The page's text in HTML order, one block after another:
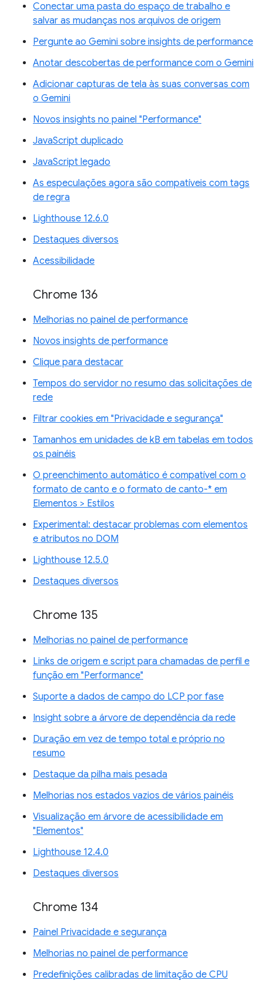
Conectar uma pasta do espaço de trabalho e
salvar as mudanças nos arquivos de origem
Pergunte ao Gemini sobre insights de performance
Anotar descobertas de performance com o Gemini
Adicionar capturas de tela às suas conversas com
o Gemini
Novos insights no painel "Performance"
JavaScript duplicado
JavaScript legado
As especulações agora são compatíveis com tags
de regra
Lighthouse 12.6.0
Destaques diversos
Acessibilidade
Chrome 136
Melhorias no painel de performance
Novos insights de performance
Clique para destacar
Tempos do servidor no resumo das solicitações de
rede
Filtrar cookies em "Privacidade e segurança"
Tamanhos em unidades de kB em tabelas em todos
os painéis
O preenchimento automático é compatível com o
formato de canto e o formato de canto-* em
Elementos > Estilos
Experimental: destacar problemas com elementos
e atributos no DOM
Lighthouse 12.5.0
Destaques diversos
Chrome 135
Melhorias no painel de performance
Links de origem e script para chamadas de perfil e
função em "Performance"
Suporte a dados de campo do LCP por fase
Insight sobre a árvore de dependência da rede
Duração em vez de tempo total e próprio no
resumo
Destaque da pilha mais pesada
Melhorias nos estados vazios de vários painéis
Visualização em árvore de acessibilidade em
"Elementos"
Lighthouse 12.4.0
Destaques diversos
Chrome 134
Painel Privacidade e segurança
Melhorias no painel de performance
Predefinições calibradas de limitação de CPU